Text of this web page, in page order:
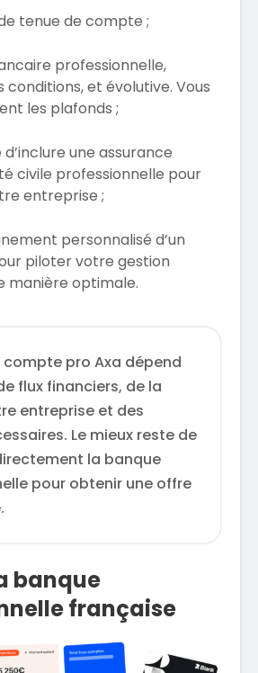
tenue de compte ;
professionnelle,
conditions, et évolutive. Vous
les plafonds ;
d’inclure une assurance
civile professionnelle pour
entreprise ;
personnalisé d’un
piloter votre gestion
manière optimale.
compte pro Axa dépend
flux financiers, de la
entreprise et des
Le mieux reste de
la banque
pour obtenir une offre
banque
française